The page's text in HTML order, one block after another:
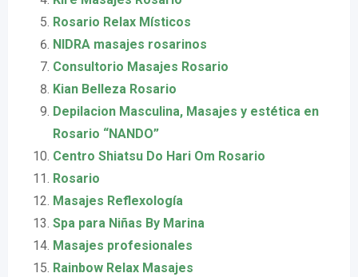
Rosario Relax Místicos
NIDRA masajes rosarinos
Consultorio Masajes Rosario
Kian Belleza Rosario
Depilacion Masculina, Masajes y estética en
Rosario “NANDO”
Centro Shiatsu Do Hari Om Rosario
Rosario
Masajes Reflexología
Spa para Niñas By Marina
Masajes profesionales
Rainbow Relax Masajes